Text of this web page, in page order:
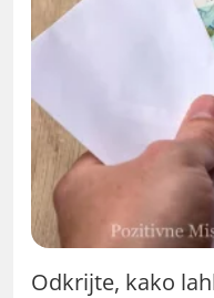
Odkrijte, kako